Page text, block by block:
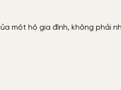
một hộ gia đình, không phải